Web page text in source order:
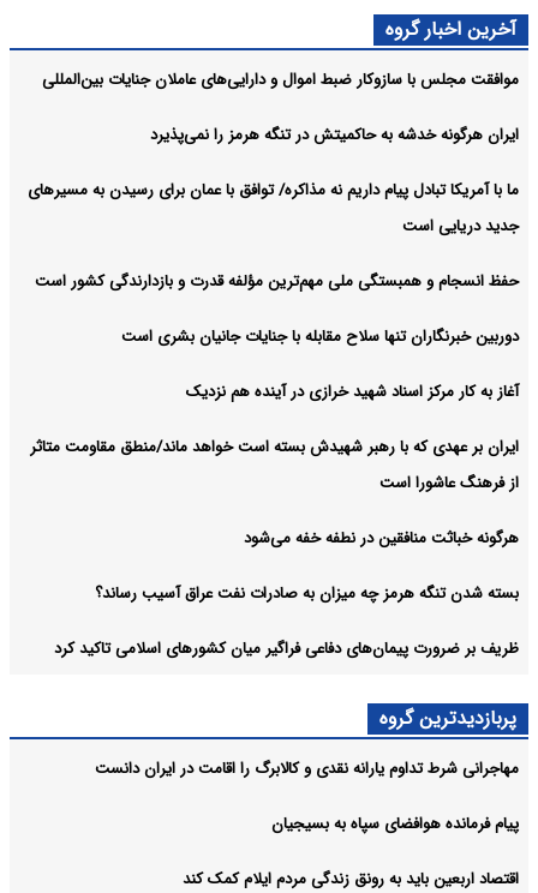
آخرین اخبار گروه
موافقت مجلس با سازوکار ضبط اموال و دارایی‌های عاملان جنایات بین‌المللی
ایران هرگونه خدشه به حاکمیتش در تنگه هرمز را نمی‌پذیرد
ما با آمریکا تبادل پیام داریم نه مذاکره/ توافق با عمان برای رسیدن به مسیرهای
جدید دریایی است
حفظ انسجام و همبستگی ملی مهم‌ترین مؤلفه قدرت و بازدارندگی کشور است
دوربین خبرنگاران تنها سلاح مقابله با جنایات جانیان بشری است
آغاز به کار مرکز اسناد شهید خرازی در آینده هم نزدیک
ایران بر عهدی که با رهبر شهیدش بسته است خواهد ماند/منطق مقاومت متاثر
از فرهنگ عاشورا است
هرگونه خباثت منافقین در نطفه خفه می‌شود
بسته شدن تنگه هرمز چه میزان به صادرات نفت عراق آسیب رساند؟
ظریف بر ضرورت پیمان‌های دفاعی فراگیر میان کشورهای اسلامی تاکید کرد
پربازدیدترین گروه
مهاجرانی شرط تداوم یارانه نقدی و کالابرگ را اقامت در ایران دانست
پیام فرمانده هوافضای سپاه به بسیجیان
اقتصاد اربعین باید به رونق زندگی مردم ایلام کمک کند